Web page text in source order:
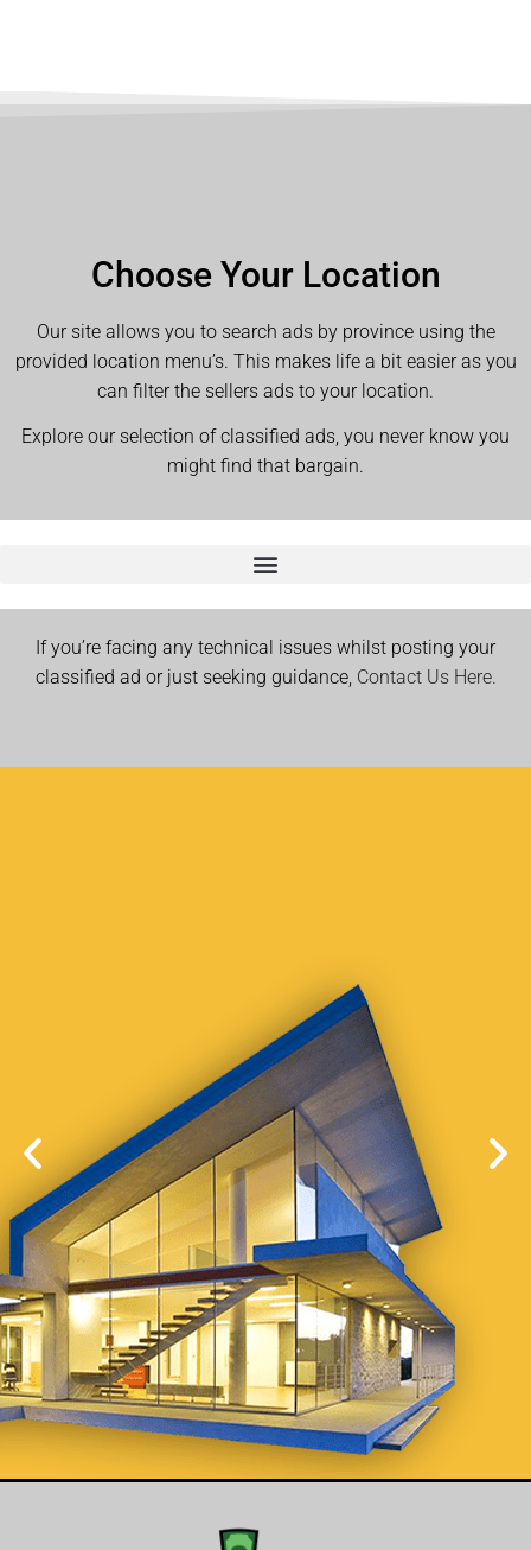
Choose Your Location
Our site allows you to search ads by province using the
provided location menu’s. This makes life a bit easier as you
can filter the sellers ads to your location.
Explore our selection of classified ads, you never know you
might find that bargain.
If you’re facing any technical issues whilst posting your
classified ad or just seeking guidance, Contact Us Here.